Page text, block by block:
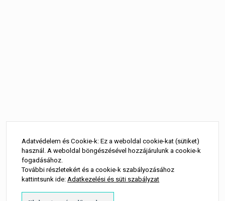
Adatvédelem és Cookie-k: Ez a weboldal cookie-kat (sütiket)
használ. A weboldal böngészésével hozzájárulunk a cookie-k
fogadásához.
További részletekért és a cookie-k szabályozásához
kattintsunk ide:Adatkezelési és süti szabályzat